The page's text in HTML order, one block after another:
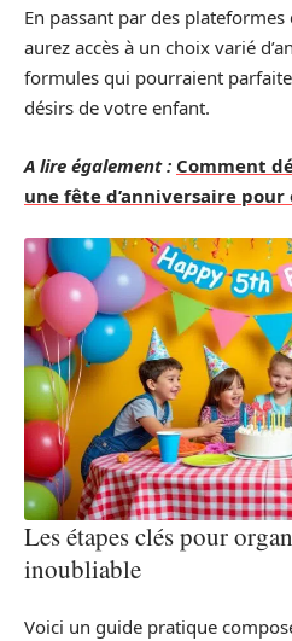
En passant par des plateformes
aurez accès à un choix varié
formules qui pourraient
désirs de votre enfant.
A lire également : Comment
une fête d’anniversaire pour
Les étapes clés pour
inoubliable
Voici un guide pratique